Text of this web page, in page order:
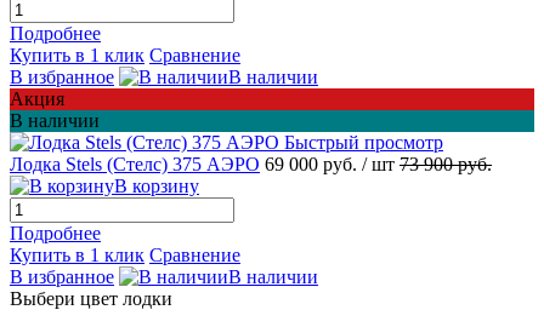
Подробнее
Купить в 1 клик Сравнение
В избранное
В наличии
Акция
В наличии
Быстрый просмотр
Лодка Stels (Стелс) 375 АЭРО 69 000 руб. / шт 73 900 руб.
В корзину
Подробнее
Купить в 1 клик Сравнение
В избранное
В наличии
Выбери цвет лодки